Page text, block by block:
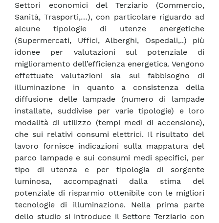
Settori economici del Terziario (Commercio,
Sanità, Trasporti,…), con particolare riguardo ad
alcune tipologie di utenze energetiche
(Supermercati, Uffici, Alberghi, Ospedali,..) più
idonee per valutazioni sul potenziale di
miglioramento dell’efficienza energetica. Vengono
effettuate valutazioni sia sul fabbisogno di
illuminazione in quanto a consistenza della
diffusione delle lampade (numero di lampade
installate, suddivise per varie tipologie) e loro
modalità di utilizzo (tempi medi di accensione),
che sui relativi consumi elettrici. Il risultato del
lavoro fornisce indicazioni sulla mappatura del
parco lampade e sui consumi medi specifici, per
tipo di utenza e per tipologia di sorgente
luminosa, accompagnati dalla stima del
potenziale di risparmio ottenibile con le migliori
tecnologie di illuminazione. Nella prima parte
dello studio si introduce il Settore Terziario con